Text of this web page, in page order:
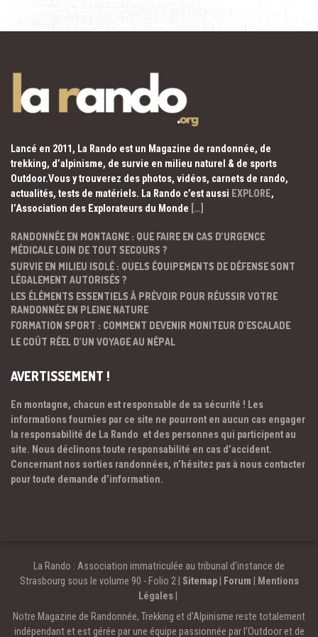
Lancé en 2011, La Rando est un Magazine de randonnée, de
trekking, d’alpinisme, de survie en milieu naturel & de sports
Outdoor.Vous y trouverez des photos, vidéos, carnets de rando,
actualités, tests de matériels. La Rando c’est aussi EXPLORE,
l’Association des Explorateurs du Monde […]
RANDONNÉE EN MONTAGNE : QUE FAIRE EN CAS D’URGENCE
MÉDICALE LOIN DE TOUT SECOURS ?
SURVIE EN MILIEU ISOLÉ : QUELS ÉQUIPEMENTS DE DÉFENSE SONT
LÉGALEMENT AUTORISÉS ?
LES ÉLÉMENTS ESSENTIELS À PRÉVOIR POUR RÉUSSIR VOTRE
RANDONNÉE EN PLEINE NATURE
FORMATION SPORT : COMMENT DEVENIR MONITEUR D’ESCALADE
LE COÛT RÉEL D’UN VOYAGE AU NÉPAL
AVERTISSEMENT !
En montagne, chacun est responsable de sa sécurité ! Les
informations fournies par ce site ne pourront en aucun cas engager
la responsabilité de La Rando et des personnes qui participent au
site. Nous déclinons toute responsabilité en cas d’accident.
Concernant nos sorties randonnées, n’hésitez pas à nous contacter
pour toute demande d’information.
La Rando : Association immatriculée au tribunal d’instance de
Strasbourg sous le volume 90 - Folio 2 | Sitemap| Forum | Mentions
Légales |
Notre Magazine de Randonnée, Trekking et d'Alpinisme reste totalement
indépendant et est gérée par une équipe passionnée par l’Outdoor et de